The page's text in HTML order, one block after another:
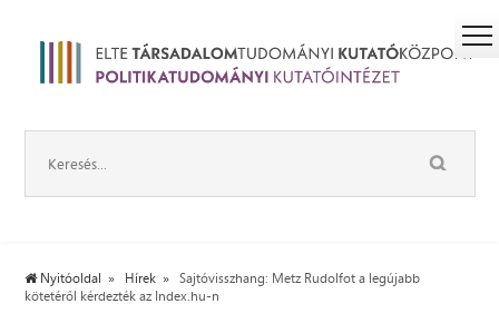
Nyitóoldal Hírek
Sajtóvisszhang: Metz Rudolfot a legújabb
kötetéről kérdezték az Index.hu-n